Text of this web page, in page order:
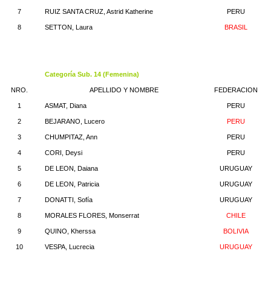
7 RUIZ SANTA CRUZ, Astrid Katherine PERU
8 SETTON, Laura BRASIL
Categoría Sub. 14 (Femenina)
NRO. APELLIDO Y NOMBRE FEDERACION
1 ASMAT, Diana PERU
2 BEJARANO, Lucero PERU
3 CHUMPITAZ, Ann PERU
4 CORI, Deysi PERU
5 DE LEON, Daiana URUGUAY
6 DE LEON, Patricia URUGUAY
7 DONATTI, Sofía URUGUAY
8 MORALES FLORES, Monserrat CHILE
9 QUINO, Kherssa BOLIVIA
10 VESPA, Lucrecia URUGUAY